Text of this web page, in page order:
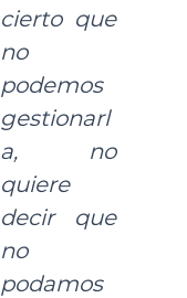
cierto que
no
podemos
gestionarl
a, no
quiere
decir que
no
podamos